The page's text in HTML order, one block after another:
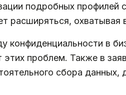
подробных профилей
расширяться,
конфиденциальности в
проблем. Также в
сбора данных,